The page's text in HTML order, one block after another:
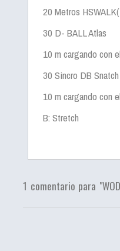
20 Metros
30 D- BALL Atlas
10 m cargando con
30 Sincro DB Snatch
10 m cargando con
B: Stretch
1 comentario para